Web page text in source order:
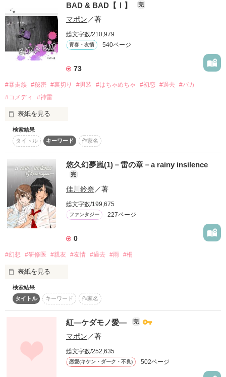
これからは、紅炎と雷炎の②を書いていく予定です！
そちらも見てくれるととても嬉しいです！
読者数550人越え!!!!!
PV数200000越え!!!!!
読んでくれた皆さん本当に感謝してます！
｀*)
紅炎と雷炎②もよろしくお願いします！
作品を読む
☆★☆★☆★☆★☆★☆★☆★☆★☆★
私、桜水美華。
正真正銘の女です。
なのに…………………、
「俺は獅童瀬。よろしく！」
突如男子校に通うことにーーー！？
しかもソコには関東No.1暴走族双竜がいて?!
覗いてみませんか？？
BAD & BAD【Ⅰ】 完
マポン ／著
総文字数/210,979
青春・友情 540ページ
73
#暴走族 #秘密 #裏切り #男装 #はちゃめちゃ #初恋 #過去 #バカ
#コメディ
#神雷
表紙を見る
誰かの、悪くなった理由に
自分がなるなんて思いもしなかった
*
＊
憧れの人が気になって
うっかり不良になっちゃった
ハイテンションガール
×
最強無敵で有名な
はちゃめちゃ暴走族 “神雷”
検索結果
タイトル
キーワード 作家名
悠久幻夢嵐(1)－雷の章－a rainy insilence
完
佳川鈴奈／著
総文字数/199,675
ファンタジー 227ページ
0
#幻想 #研修医 #親友 #友情 #過去 #雨 #柵
表紙を見る
幼い時に実兄と離れ家の事情で、
他家へ養子に出された早城飛翔【はやしろ　ひしょう】
唯一の肉親が突然旅立ち、
一族を担う立場となった徳力神威【とくりき　かむい】
検索結果
タイトル
キーワード 作家名
紅―ケダモノ愛― 完
マポン／著
総文字数/252,635
恋愛(キケン・ダーク・不良) 502ページ